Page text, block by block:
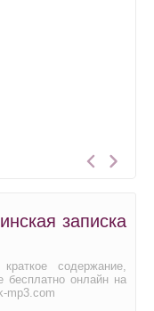
записка
содержание,
бесплатно онлайн на
mp3.com